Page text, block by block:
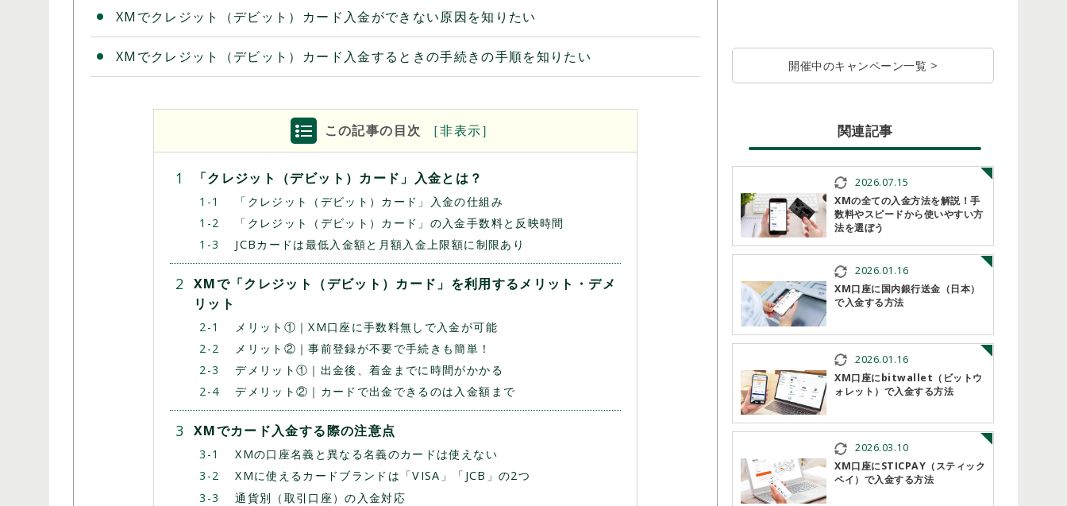
XMでクレジット（デビット）カード入金ができない原因を知りたい
XMでクレジット（デビット）カード入金するときの手続きの手順を知りたい
この記事の目次 ［非表示］
「クレジット（デビット）カード」入金とは？
「クレジット（デビット）カード」入金の仕組み
「クレジット（デビット）カード」の入金手数料と反映時間
JCBカードは最低入金額と月額入金上限額に制限あり
XMで「クレジット（デビット）カード」を利用するメリット・デメ
リット
メリット①｜XM口座に手数料無しで入金が可能
メリット②｜事前登録が不要で手続きも簡単！
デメリット①｜出金後、着金までに時間がかかる
デメリット②｜カードで出金できるのは入金額まで
XMでカード入金する際の注意点
XMの口座名義と異なる名義のカードは使えない
XMに使えるカードブランドは「VISA」「JCB」の2つ
通貨別（取引口座）の入金対応
開催中のキャンペーン一覧 >
関連記事
2026.07.15
XMの全ての入金方法を解説！手
数料やスピードから使いやすい方
法を選ぼう
2026.01.16
XM口座に国内銀行送金（日本）
で入金する方法
2026.01.16
XM口座にbitwallet（ビットウ
ォレット）で入金する方法
2026.03.10
XM口座にSTICPAY（スティック
ペイ）で入金する方法